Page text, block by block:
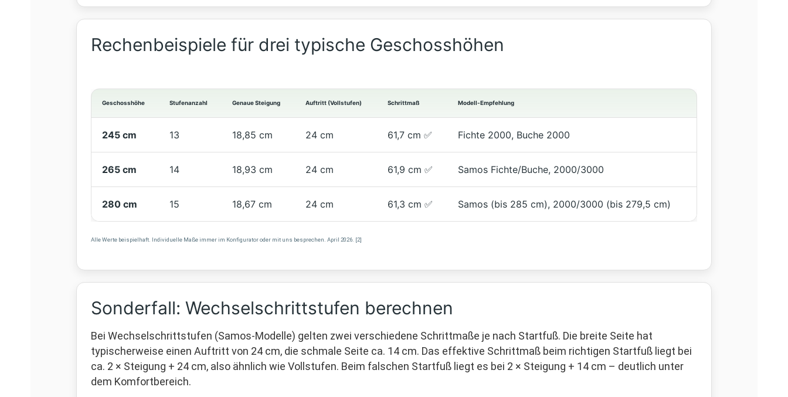
Rechenbeispiele für drei typische Geschosshöhen
Geschosshöhe Stufenanzahl Genaue Steigung Auftritt (Vollstufen) Schrittmaß Modell-Empfehlung
245 cm 13 18,85 cm 24 cm 61,7 cm ✅ Fichte 2000, Buche 2000
265 cm 14 18,93 cm 24 cm 61,9 cm ✅ Samos Fichte/Buche, 2000/3000
280 cm 15 18,67 cm 24 cm 61,3 cm ✅ Samos (bis 285 cm), 2000/3000 (bis 279,5 cm)
Alle Werte beispielhaft. Individuelle Maße immer im Konfigurator oder mit uns besprechen. April 2026. [2]
Sonderfall: Wechselschrittstufen berechnen
Bei Wechselschrittstufen (Samos-Modelle) gelten zwei verschiedene Schrittmaße je nach Startfuß. Die breite Seite hat
typischerweise einen Auftritt von 24 cm, die schmale Seite ca. 14 cm. Das effektive Schrittmaß beim richtigen Startfuß liegt bei
ca. 2 × Steigung + 24 cm, also ähnlich wie Vollstufen. Beim falschen Startfuß liegt es bei 2 × Steigung + 14 cm – deutlich unter
dem Komfortbereich.